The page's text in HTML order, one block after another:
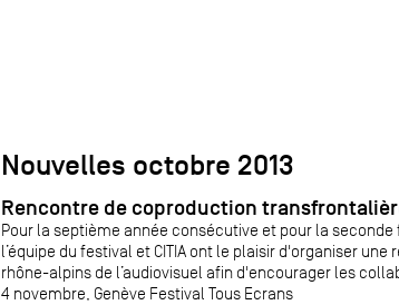
Nouvelles octobre 2013
Rencontre de coproduction
Pour la septième année consécutive et pour la seconde
l’équipe du festival et CITIA ont le plaisir d'organiser
rhône-alpins de l’audiovisuel afin d'encourager les
4 novembre, Genève Festival Tous Ecrans